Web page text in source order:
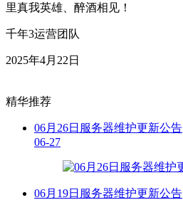
里真我英雄、醉酒相见！
千年3运营团队
2025年4月22日
精华推荐
06月26日服务器维护更新公告
06-27
06月19日服务器维护更新公告